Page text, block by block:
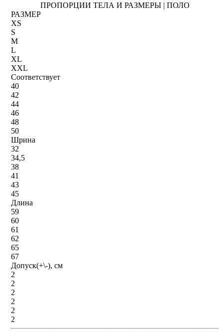
ПРОПОРЦИИ ТЕЛА И РАЗМЕРЫ | ПОЛО
РАЗМЕР
XS
S
M
L
XL
XXL
Соответствует
40
42
44
46
48
50
Шрина
32
34,5
38
41
43
45
Длина
59
60
61
62
65
67
Допуск(+\-), см
2
2
2
2
2
2